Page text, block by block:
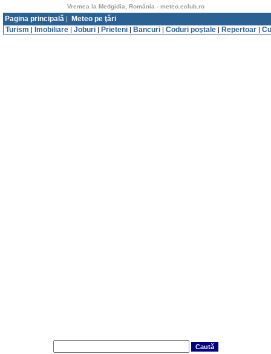
Vremea la Medgidia, România - meteo.eclub.ro
Pagina principală |
Meteo pe ţări
Turism | Imobiliare | Joburi | Prieteni | Bancuri | Coduri poştale | Repertoar |